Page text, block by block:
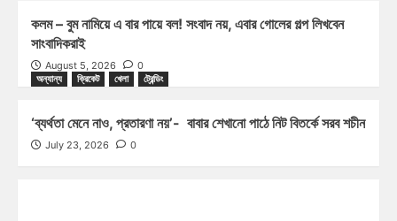
কলম – বুম নামিয়ে এ বার পায়ে বল! সংবাদ নয়, এবার গোলের গল্প লিখবেন
সাংবাদিকরাই
August 5, 2026
0
অন্যান্য
ক্রিকেট খেলা ট্রেন্ডিং
‘ব্যর্থতা মেনে নাও, প্রতারণা নয়’- বাবার শেখানো পাঠে নিট বিতর্কে সরব শচীন
July 23, 2026 0